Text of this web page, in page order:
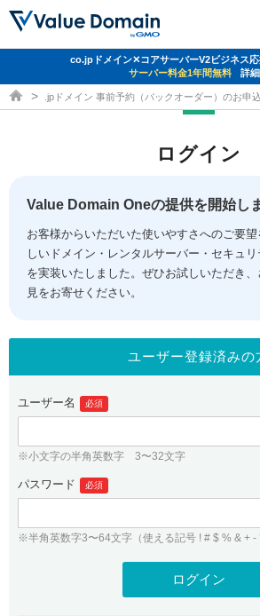
ドメイントップ
ドメイン移管
ドメイン価格一覧
ドメイン一括検索
.jpドメインオークション
gTLDオークション NEW!
.jpドメインバックオーダー
プレミアムドメイン
人気ドメインの種類
WHOIS検索
コアサーバー
バリューサーバー
XREA
セキュリティトップ
Value Domain ネットde診断
SSL証明書
サービストップ
お得意様割引
紹介制度
バリュードメインAPI
ドメイン・ホスティングOEM
facebook
ログイン
従来のバリュードメインをご利用
Value Domainにログイ
ユーザー登録
co.jpドメイン✕コアサーバーV2ビジネス
サーバー料金1年間無料
詳細
ドメイン取得ならバリュードメイン
.jpドメイン 事前予約（バックオーダー）のお申
ログイン
Value Domain Oneの提供を開始し
お客様からいただいた使いやすさへのご要
しいドメイン・レンタルサーバー・セキュ
を実装いたしました。ぜひお試しいただき
見をお寄せください。
ユーザー登録済みの
ユーザー名 必須
※小文字の半角英数字 3〜32文字
パスワード 必須
※半角英数字3〜64文字（使える記号 ! # $ % & + -